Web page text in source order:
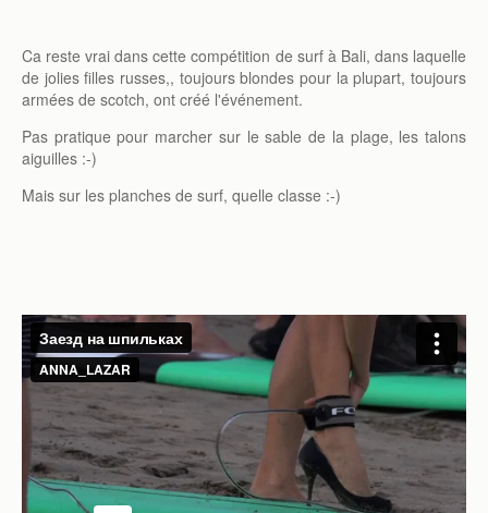
Ca reste vrai dans cette compétition de surf à Bali, dans laquelle
de jolies filles russes,, toujours blondes pour la plupart, toujours
armées de scotch, ont créé l'événement.
Pas pratique pour marcher sur le sable de la plage, les talons
aiguilles :-)
Mais sur les planches de surf, quelle classe :-)